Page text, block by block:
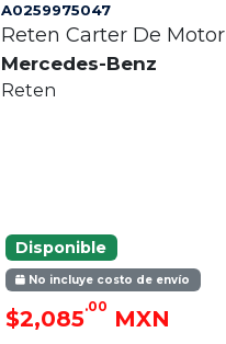
A0259975047
Reten Carter De Motor
Mercedes-Benz
Reten
Disponible
No incluye costo de envío
$2,085.00 MXN